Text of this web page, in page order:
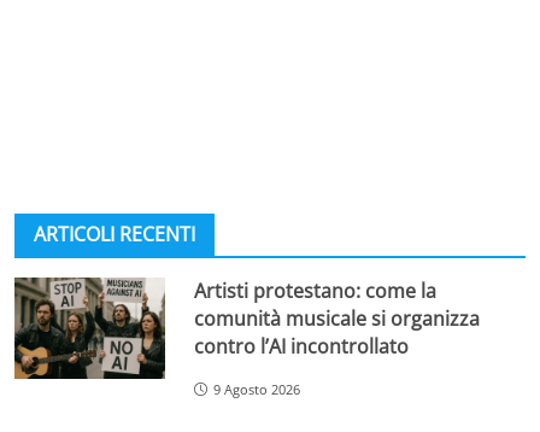
ARTICOLI RECENTI
Artisti protestano: come la
comunità musicale si organizza
contro l’AI incontrollato
9 Agosto 2026